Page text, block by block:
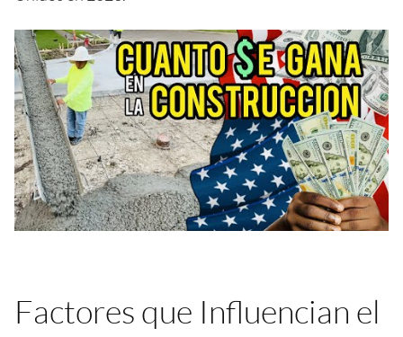
Factores que Influencian el